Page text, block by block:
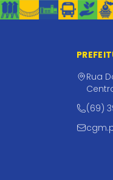
Rua
(69)